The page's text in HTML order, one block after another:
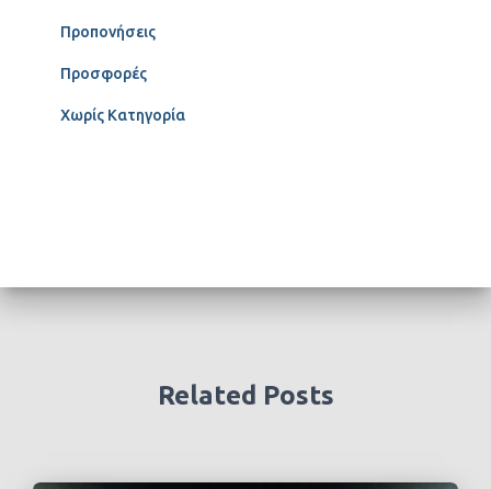
Προπονήσεις
Προσφορές
Χωρίς Κατηγορία
Related Posts